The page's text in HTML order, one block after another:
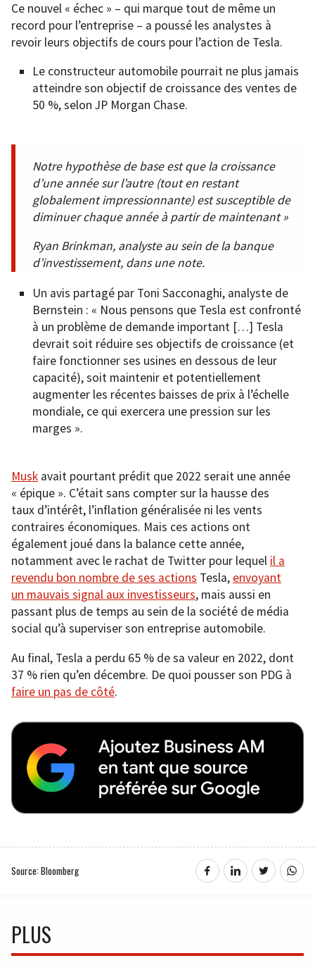
Ce nouvel « échec » – qui marque tout de même un
record pour l’entreprise – a poussé les analystes à
revoir leurs objectifs de cours pour l’action de Tesla.
Le constructeur automobile pourrait ne plus jamais
atteindre son objectif de croissance des ventes de
50 %, selon JP Morgan Chase.
Notre hypothèse de base est que la croissance
d’une année sur l’autre (tout en restant
globalement impressionnante) est susceptible de
diminuer chaque année à partir de maintenant »
Ryan Brinkman, analyste au sein de la banque
d’investissement, dans une note.
Un avis partagé par Toni Sacconaghi, analyste de
Bernstein : « Nous pensons que Tesla est confronté
à un problème de demande important […] Tesla
devrait soit réduire ses objectifs de croissance (et
faire fonctionner ses usines en dessous de leur
capacité), soit maintenir et potentiellement
augmenter les récentes baisses de prix à l’échelle
mondiale, ce qui exercera une pression sur les
marges ».
Musk avait pourtant prédit que 2022 serait une année
« épique ». C’était sans compter sur la hausse des
taux d’intérêt, l’inflation généralisée ni les vents
contraires économiques. Mais ces actions ont
également joué dans la balance cette année,
notamment avec le rachat de Twitter pour lequel il a
revendu bon nombre de ses actions Tesla, envoyant
un mauvais signal aux investisseurs, mais aussi en
passant plus de temps au sein de la société de média
social qu’à superviser son entreprise automobile.
Au final, Tesla a perdu 65 % de sa valeur en 2022, dont
37 % rien qu’en décembre. De quoi pousser son PDG à
faire un pas de côté.
Source: Bloomberg
PLUS